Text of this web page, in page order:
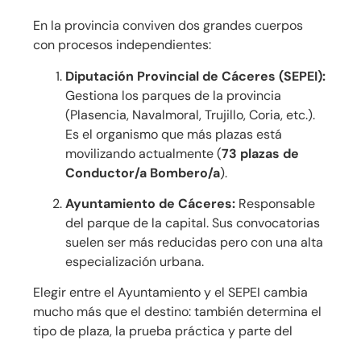
En la provincia conviven dos grandes cuerpos
con procesos independientes:
Diputación Provincial de Cáceres (SEPEI):
Gestiona los parques de la provincia
(Plasencia, Navalmoral, Trujillo, Coria, etc.).
Es el organismo que más plazas está
movilizando actualmente (73 plazas de
Conductor/a Bombero/a).
Ayuntamiento de Cáceres: Responsable
del parque de la capital. Sus convocatorias
suelen ser más reducidas pero con una alta
especialización urbana.
Elegir entre el Ayuntamiento y el SEPEI cambia
mucho más que el destino: también determina el
tipo de plaza, la prueba práctica y parte del